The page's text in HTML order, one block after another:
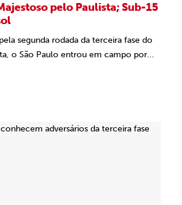
pelo Paulista; Sub-15
segunda rodada da terceira fase do
o São Paulo entrou em campo por...